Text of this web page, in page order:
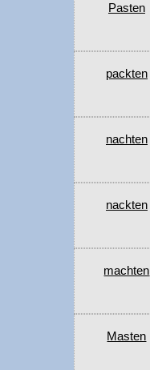
Pasten
packten
nachten
nackten
machten
Masten